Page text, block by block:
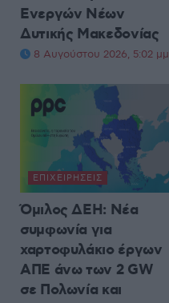
Ενεργών Νέων
Δυτικής Μακεδονίας
8 Αυγούστου 2026, 5:02 μμ
ΕΠΙΧΕΙΡΉΣΕΙΣ
Όμιλος ΔΕΗ: Νέα
συμφωνία για
χαρτοφυλάκιο έργων
ΑΠΕ άνω των 2 GW
σε Πολωνία και